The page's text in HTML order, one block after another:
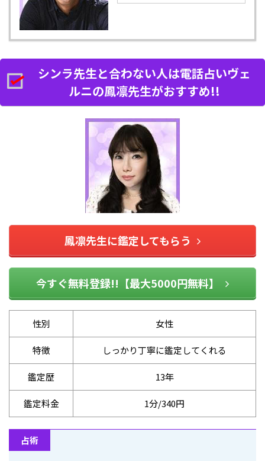
シンラ先生と合わない人は電話占いヴェ
ルニの鳳凛先生がおすすめ!!
鳳凛先生に鑑定してもらう
今すぐ無料登録!!【最大5000円無料】
性別 女性
特徴 しっかり丁寧に鑑定してくれる
鑑定歴 13年
鑑定料金 1分/340円
占術